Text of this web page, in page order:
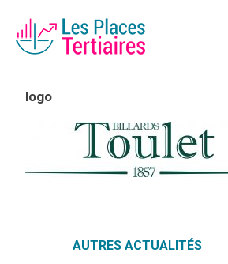
ESPACE ADHÉRENT
LES CLUBS DES PLACES
logo
AUTRES ACTUALITÉS